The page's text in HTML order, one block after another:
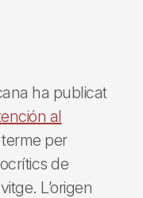
ha publicat
al
terme per
de
L’origen